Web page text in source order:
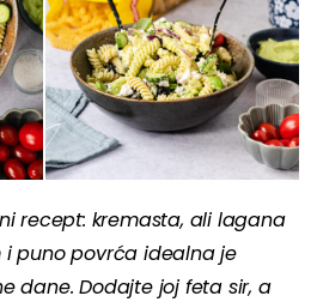
recept: kremasta, ali lagana
puno povrća idealna je
dane. Dodajte joj feta sir, a